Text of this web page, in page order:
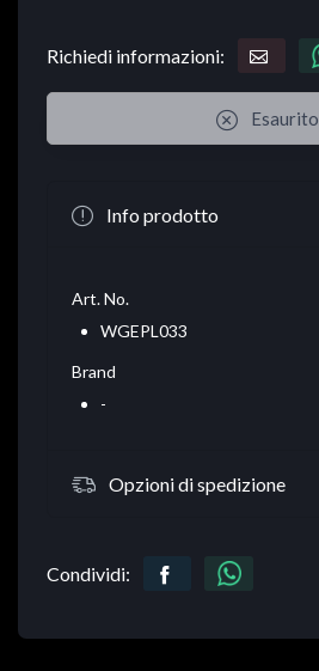
Richiedi informazioni:
Esaurito
Info prodotto
Art. No.
WGEPL033
Brand
-
Opzioni di spedizione
Condividi: